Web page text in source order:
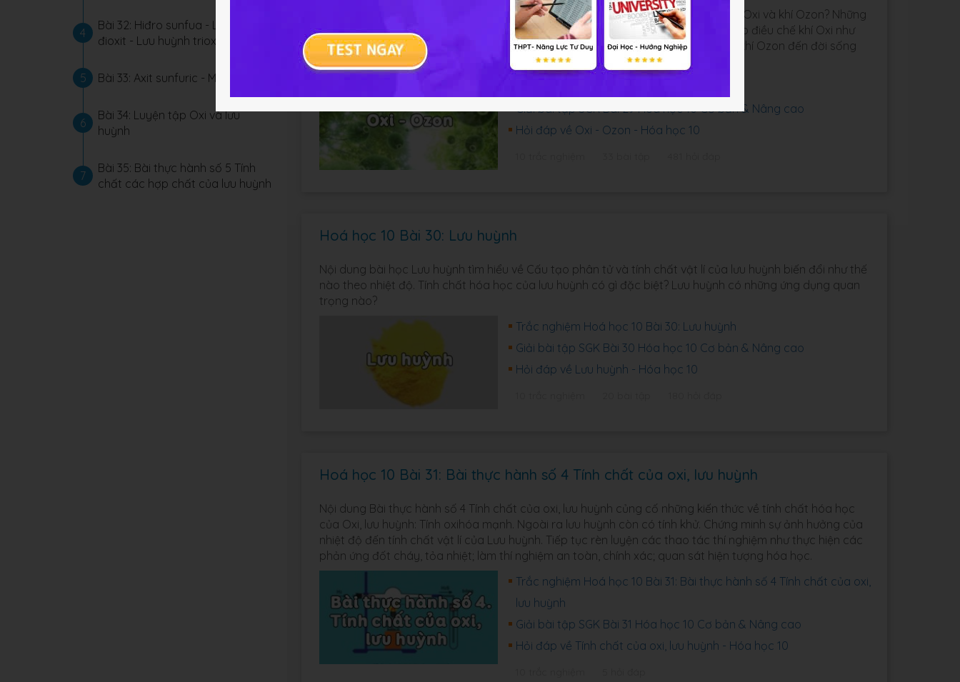
4
Bài 32: Hiđro sunfua - Lưu huỳnh
đioxit - Lưu huỳnh trioxit
5 Bài 33: Axit sunfuric - Muối sunfat
6
Bài 34: Luyện tập Oxi và lưu
huỳnh
7
Bài 35: Bài thực hành số 5 Tính
chất các hợp chất của lưu huỳnh
Nội dung chính của bài học Oxi - Ozon tìm hiểu tính chất hóa học cơ bản của khí Oxi và khí Ozon? Những
phản ứng hóa học nào có thể chứng minh cho những tính chất này? Phương pháp điều chế khí Oxi như
thế nào, vai trò của khí oxi đối với đời sống và sản xuất như thế nào? Ảnh hưởng khí Ozon đến đời sống
trên Trái Đất như thế nào?
Giải bài tập SGK Bài 29 Hóa học 10 Cơ bản & Nâng cao
Hỏi đáp về Oxi - Ozon - Hóa học 10
Hoá học 10 Bài 30: Lưu huỳnh
Nội dung bài học Lưu huỳnh tìm hiểu về Cấu tạo phân tử và tính chất vật lí của lưu huỳnh biến đổi như thế
nào theo nhiệt độ. Tính chất hóa học của lưu huỳnh có gì đặc biệt? Lưu huỳnh có những ứng dụng quan
trọng nào?
Trắc nghiệm Hoá học 10 Bài 30: Lưu huỳnh
Giải bài tập SGK Bài 30 Hóa học 10 Cơ bản & Nâng cao
Hỏi đáp về Lưu huỳnh - Hóa học 10
Hoá học 10 Bài 31: Bài thực hành số 4 Tính chất của oxi, lưu huỳnh
Nội dung Bài thực hành số 4 Tính chất của oxi, lưu huỳnh củng cố những kiến thức về tính chất hóa học
của Oxi, lưu huỳnh: Tính oxihóa mạnh. Ngoài ra lưu huỳnh còn có tính khử. Chứng minh sự ảnh hưởng của
nhiệt độ đến tính chất vật lí của Lưu huỳnh. Tiếp tục rèn luyện các thao tác thí nghiệm như thực hiện các
phản ứng đốt cháy, tỏa nhiệt; làm thí nghiệm an toàn, chính xác; quan sát hiện tượng hóa học.
Trắc nghiệm Hoá học 10 Bài 31: Bài thực hành số 4 Tính chất của oxi,
lưu huỳnh
Giải bài tập SGK Bài 31 Hóa học 10 Cơ bản & Nâng cao
Hỏi đáp về Tính chất của oxi, lưu huỳnh - Hóa học 10